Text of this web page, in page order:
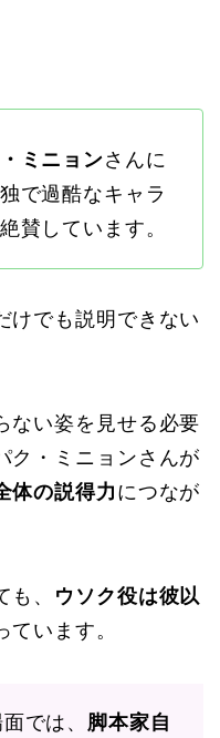
ミニョンさんに
で過酷なキャラ
賛しています。
けでも説明できない
ない姿を見せる必要
ク・ミニョンさんが
体の説得力 につなが
、 ウソク役は彼以
ています。
では、 脚本家自